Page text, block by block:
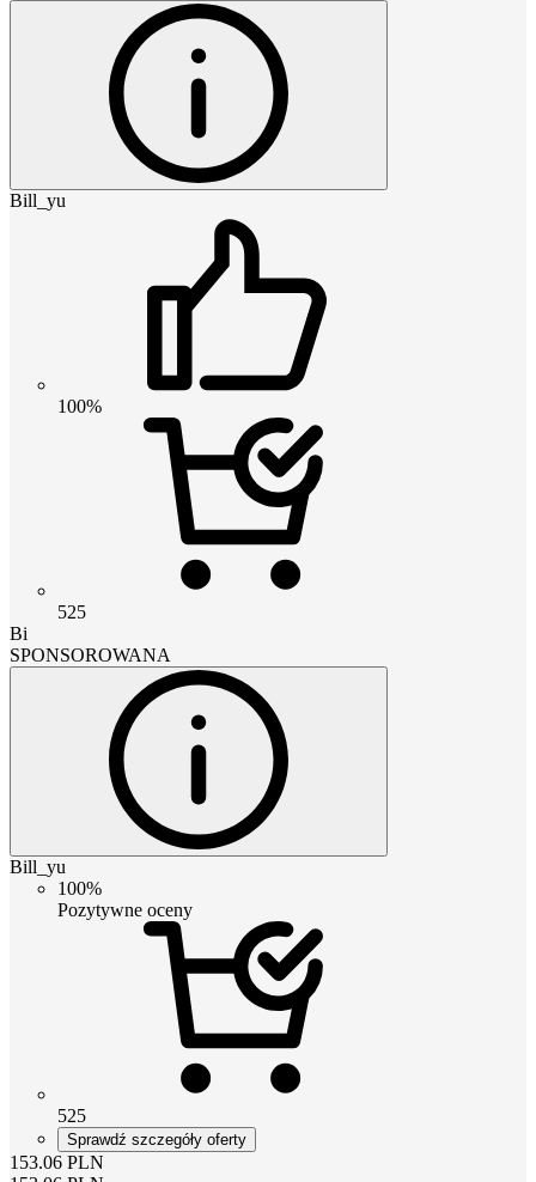
Bill_yu
100%
525
Bi
SPONSOROWANA
Bill_yu
100%
Pozytywne oceny
525
Sprawdź szczegóły oferty
153.06 PLN